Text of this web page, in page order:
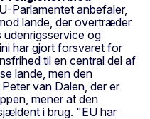
Parlamentet anbefaler,
lande, der overtræder
og
har gjort forsvaret for
til en central del af
lande, men den
van Dalen, der er
mener at den
i brug. "EU har